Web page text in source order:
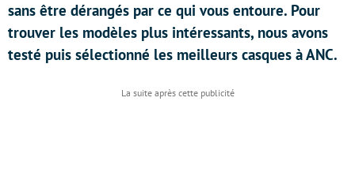
sans être dérangés par ce qui vous entoure. Pour
trouver les modèles plus intéressants, nous avons
testé puis sélectionné les meilleurs casques à ANC.